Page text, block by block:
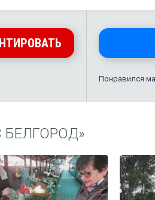
Понравился